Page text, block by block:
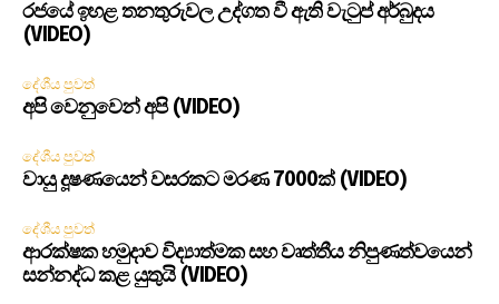
රජයේ ඉහළ තනතුරුවල උද්ගත වී ඇති වැටුප් අර්බුදය
(VIDEO)
දේශීය පුවත්
අපි වෙනුවෙන් අපි (VIDEO)
දේශීය පුවත්
වායු දූෂණයෙන් වසරකට මරණ 7000ක් (VIDEO)
දේශීය පුවත්
ආරක්ෂක හමුදාව විද්‍යාත්මක සහ වෘත්තීය නිපුණත්වයෙන්
සන්නද්ධ කළ යුතුයි (VIDEO)